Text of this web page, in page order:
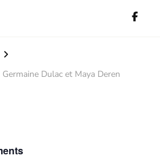
Dulac et Maya Deren